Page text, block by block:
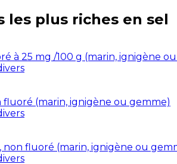
les plus riches en sel
à 25 mg /100 g (marin, ignigène
fluoré (marin, ignigène ou gemme)
non fluoré (marin, ignigène ou